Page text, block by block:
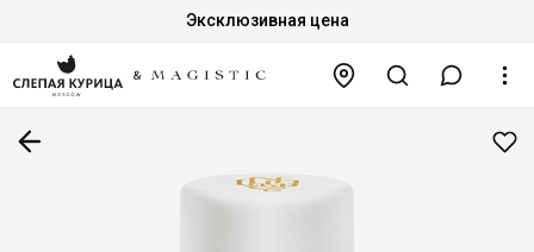
Эксклюзивная цена